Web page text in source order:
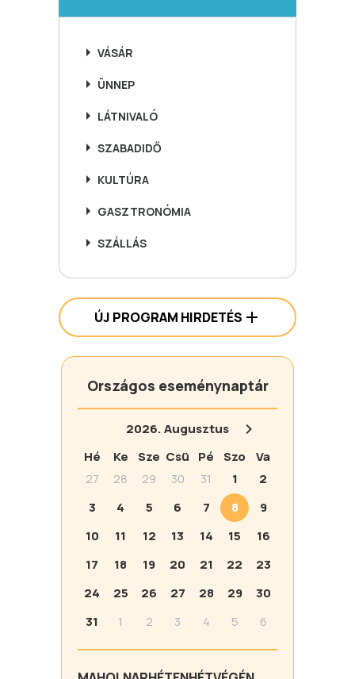
VÁSÁR
ÜNNEP
LÁTNIVALÓ
SZABADIDŐ
KULTÚRA
GASZTRONÓMIA
SZÁLLÁS
ÚJ PROGRAM HIRDETÉS
Országos eseménynaptár
2026.Augusztus
Hé
Ke Sze Csü Pé Szo
Va
27
28 29 30 31 1
2
3
4 5 6 7 8
9
10
11 12 13 14 15
16
17
18 19 20 21 22
23
24
25 26 27 28 29
30
31
1 2 3 4 5 6